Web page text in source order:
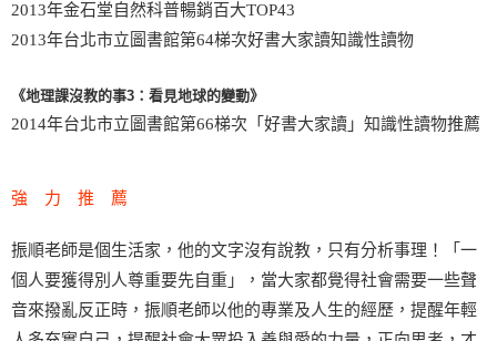
2013年金石堂自然科普暢銷百大TOP43
2013年台北市立圖書館第64梯次好書大家讀知識性讀物
《地理課沒教的事3：看見地球的變動》
2014年台北市立圖書館第66梯次「好書大家讀」知識性讀物推薦
強 力 推 薦
振順老師是個生活家，他的文字沒有說教，只有分析事理！「一
個人要獲得別人尊重要先自重」，當大家都覺得社會需要一些聲
音來撥亂反正時，振順老師以他的專業及人生的經歷，提醒年輕